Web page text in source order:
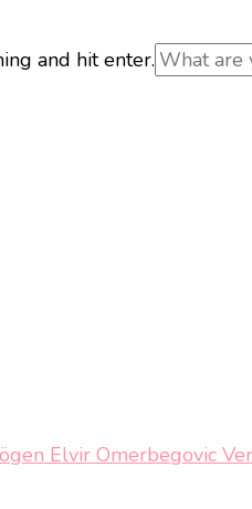
and hit enter.
Elvir Omerbegovic